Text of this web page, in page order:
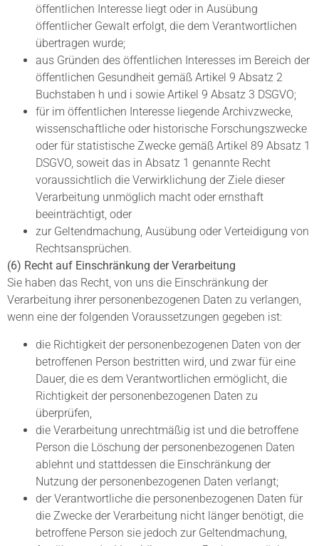
öffentlichen Interesse liegt oder in Ausübung
öffentlicher Gewalt erfolgt, die dem Verantwortlichen
übertragen wurde;
aus Gründen des öffentlichen Interesses im Bereich der
öffentlichen Gesundheit gemäß Artikel 9 Absatz 2
Buchstaben h und i sowie Artikel 9 Absatz 3 DSGVO;
für im öffentlichen Interesse liegende Archivzwecke,
wissenschaftliche oder historische Forschungszwecke
oder für statistische Zwecke gemäß Artikel 89 Absatz 1
DSGVO, soweit das in Absatz 1 genannte Recht
voraussichtlich die Verwirklichung der Ziele dieser
Verarbeitung unmöglich macht oder ernsthaft
beeinträchtigt, oder
zur Geltendmachung, Ausübung oder Verteidigung von
Rechtsansprüchen.
(6) Recht auf Einschränkung der Verarbeitung
Sie haben das Recht, von uns die Einschränkung der
Verarbeitung ihrer personenbezogenen Daten zu verlangen,
wenn eine der folgenden Voraussetzungen gegeben ist:
die Richtigkeit der personenbezogenen Daten von der
betroffenen Person bestritten wird, und zwar für eine
Dauer, die es dem Verantwortlichen ermöglicht, die
Richtigkeit der personenbezogenen Daten zu
überprüfen,
die Verarbeitung unrechtmäßig ist und die betroffene
Person die Löschung der personenbezogenen Daten
ablehnt und stattdessen die Einschränkung der
Nutzung der personenbezogenen Daten verlangt;
der Verantwortliche die personenbezogenen Daten für
die Zwecke der Verarbeitung nicht länger benötigt, die
betroffene Person sie jedoch zur Geltendmachung,